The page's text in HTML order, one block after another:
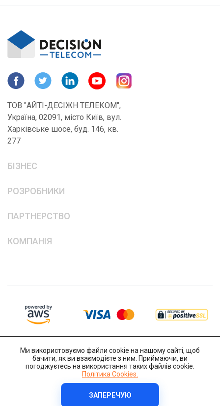
ТОВ "АЙТІ-ДЕСІЖН ТЕЛЕКОМ",
Україна, 02091, місто Київ, вул.
Харківське шосе, буд. 146, кв.
277
БІЗНЕС
РОЗРОБНИКИ
ПАРТНЕРСТВО
КОМПАНІЯ
Copyright © 2014-2026 IT-Decision Telecom OU Політика Cookies
Ми використовуємо файли cookie на нашому сайті, щоб
бачити, як ви взаємодієте з ним. Приймаючи, ви
погоджуєтесь на використання таких файлів cookie.
Політика Cookies.
ЗАПЕРЕЧУЮ